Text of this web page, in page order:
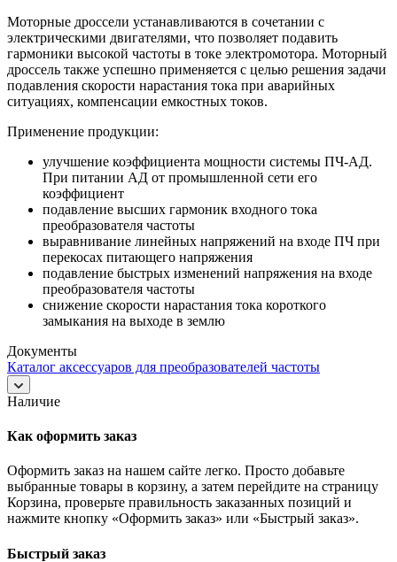
Моторные дроссели устанавливаются в сочетании с
электрическими двигателями, что позволяет подавить
гармоники высокой частоты в токе электромотора. Моторный
дроссель также успешно применяется с целью решения задачи
подавления скорости нарастания тока при аварийных
ситуациях, компенсации емкостных токов.
Применение продукции:
улучшение коэффициента мощности системы ПЧ-АД.
При питании АД от промышленной сети его
коэффициент
подавление высших гармоник входного тока
преобразователя частоты
выравнивание линейных напряжений на входе ПЧ при
перекосах питающего напряжения
подавление быстрых изменений напряжения на входе
преобразователя частоты
снижение скорости нарастания тока короткого
замыкания на выходе в землю
Документы
Каталог аксессуаров для преобразователей частоты
Наличие
Как оформить заказ
Оформить заказ на нашем сайте легко. Просто добавьте
выбранные товары в корзину, а затем перейдите на страницу
Корзина, проверьте правильность заказанных позиций и
нажмите кнопку «Оформить заказ» или «Быстрый заказ».
Быстрый заказ